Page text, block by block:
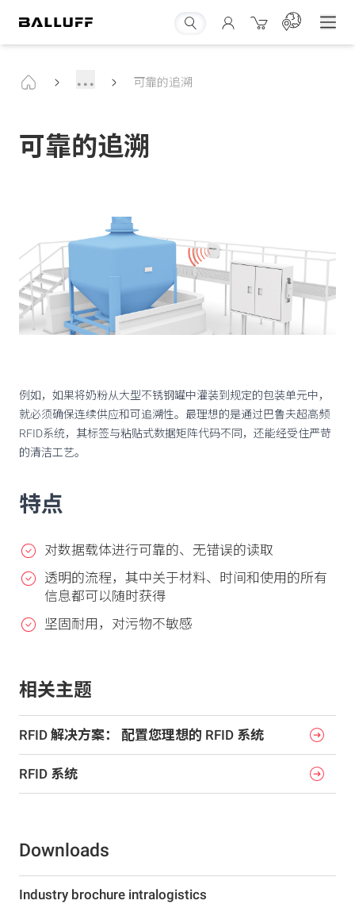
... 可靠的追溯
可靠的追溯
例如，如果将奶粉从大型不锈钢罐中灌装到规定的包装单元中，
就必须确保连续供应和可追溯性。最理想的是通过巴鲁夫超高频
RFID系统，其标签与粘贴式数据矩阵代码不同，还能经受住严苛
的清洁工艺。
特点
对数据载体进行可靠的、无错误的读取
透明的流程，其中关于材料、时间和使用的所有
信息都可以随时获得
坚固耐用，对污物不敏感
相关主题
RFID 解决方案： 配置您理想的 RFID 系统
RFID 系统
Downloads
Industry brochure intralogistics